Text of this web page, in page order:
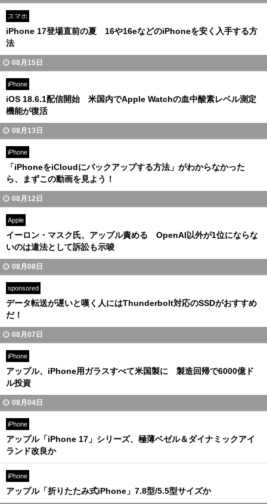
スマホ
iPhone 17登場直前の夏 16や16eなどのiPhoneを安く入手する方
法
08月15日
iPhone
iOS 18.6.1配信開始 米国内でApple Watchの血中酸素レベル測定
機能が復活
08月13日
iPhone
「iPhoneをiCloudにバックアップする方法」がわからなかった
ら、まずこの動画を見よう！
08月12日
Apple
イーロン・マスク氏、アップル責める OpenAI以外が1位にならな
いのは違法として訴訟も示唆
08月08日
sponsored
データ転送が遅いと嘆く人にはThunderbolt対応のSSDがおすすめ
だ！
08月07日
iPhone
アップル、iPhone用ガラスすべて米国製に 製造回帰で6000億ド
ル投資
08月04日
iPhone
アップル「iPhone 17」シリーズ、極薄ベゼル＆ダイナミックアイ
ランド改良か
iPhone
アップル「折りたたみ式iPhone」7.8型/5.5型サイズか